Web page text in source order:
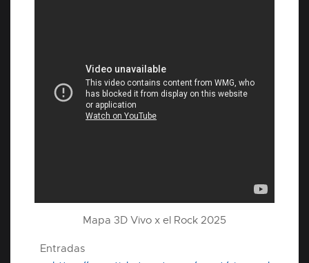
Mapa 3D Vivo x el Rock 2025
Entradas